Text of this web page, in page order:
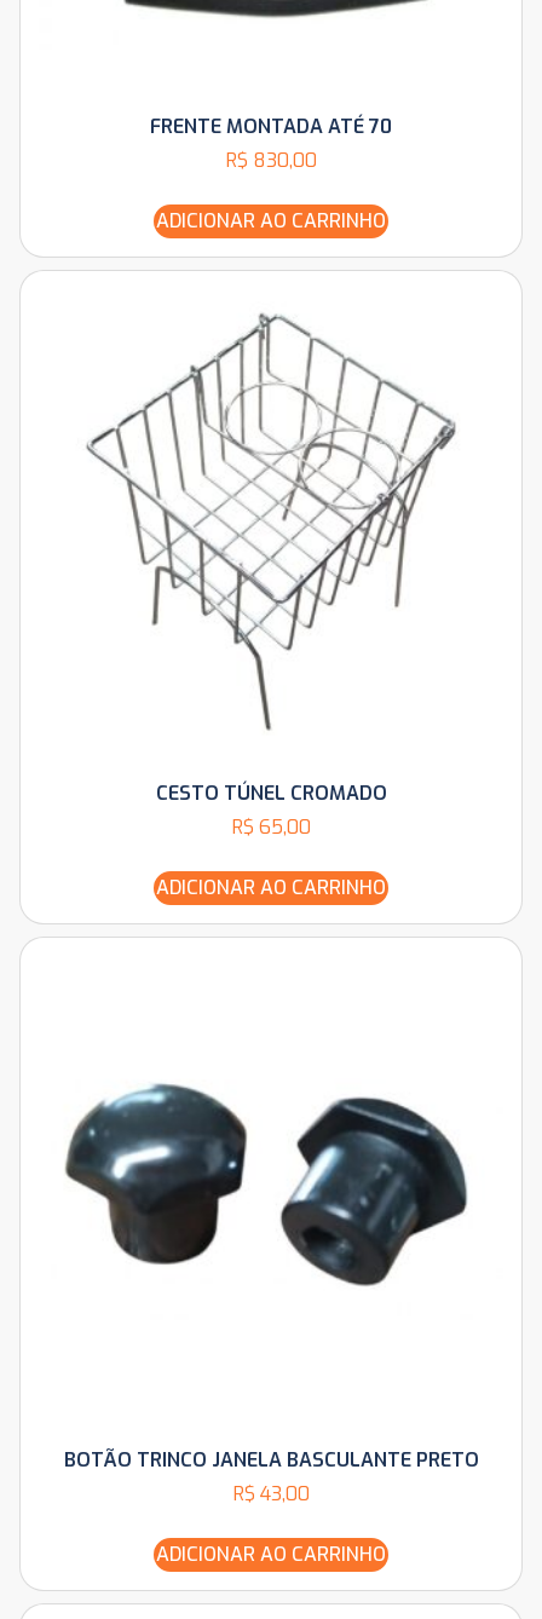
FRENTE MONTADA ATÉ 70
R$ 830,00
ADICIONAR AO CARRINHO
CESTO TÚNEL CROMADO
R$ 65,00
ADICIONAR AO CARRINHO
BOTÃO TRINCO JANELA BASCULANTE PRETO
R$ 43,00
ADICIONAR AO CARRINHO